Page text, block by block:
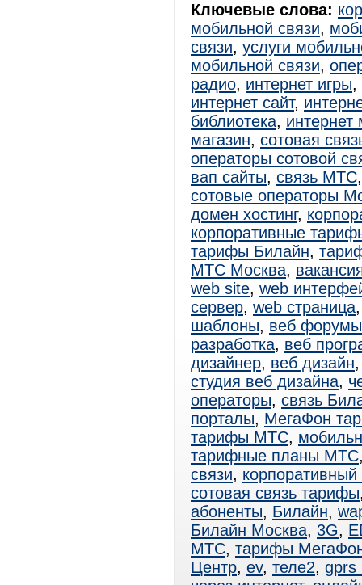
Ключевые слова:
мобильной связи,
связи, услуги
мобильной связи,
радио, интернет игры,
интернет сайт,
библиотека, интернет
магазин, сотовая
операторы сотовой
вап сайты, связь МТС
сотовые операторы
домен хостинг,
корпоративные
тарифы Билайн,
МТС Москва,
web site, web
сервер, web страница
шаблоны, веб форумы
разработка, веб
дизайнер, веб дизайн
студия веб дизайна,
операторы, связь
порталы, МегаФон
тарифы МТС,
тарифные планы МТС
связи,
сотовая связь тарифы
абоненты, Билайн,
Билайн Москва, 3G,
МТС, тарифы
Центр, ev, теле2, gprs